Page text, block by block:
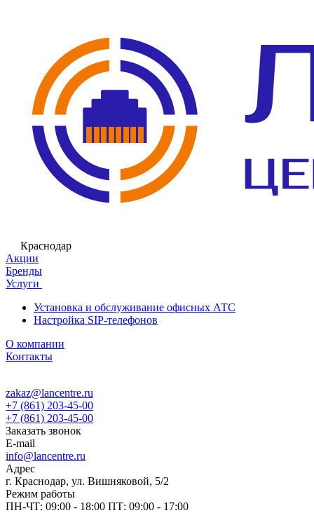
Краснодар
Акции
Бренды
Услуги
Установка и обслуживание офисных АТС
Настройка SIP-телефонов
О компании
Контакты
zakaz@lancentre.ru
+7 (861) 203-45-00
+7 (861) 203-45-00
Заказать звонок
E-mail
info@lancentre.ru
Адрес
г. Краснодар, ул. Вишняковой, 5/2
Режим работы
ПН-ЧТ: 09:00 - 18:00 ПТ: 09:00 - 17:00